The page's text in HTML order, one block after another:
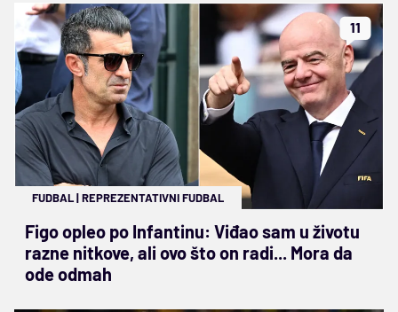
11
FUDBAL|REPREZENTATIVNI FUDBAL
Figo opleo po Infantinu: Viđao sam u životu
razne nitkove, ali ovo što on radi... Mora da
ode odmah